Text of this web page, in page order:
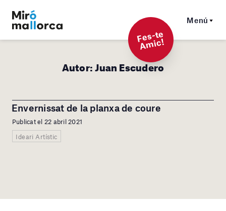
Menú
F
es-t
e
A
mi
c!
Autor:Juan Escudero
Envernissat de la planxa de coure
Publicat el 22 abril 2021
Ideari Artístic